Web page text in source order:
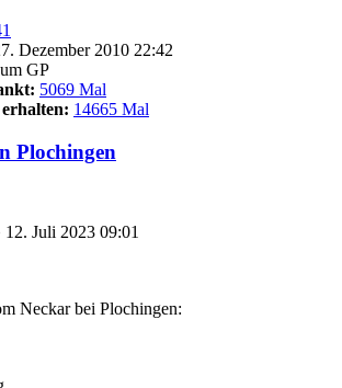
Dezember 2010 22:42
GP
5069 Mal
14665 Mal
Plochingen
12. Juli 2023 09:01
Neckar bei Plochingen: